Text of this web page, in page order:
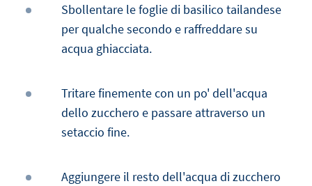
Sbollentare le foglie di basilico tailandese
per qualche secondo e raffreddare su
acqua ghiacciata.
Tritare finemente con un po' dell'acqua
dello zucchero e passare attraverso un
setaccio fine.
Aggiungere il resto dell'acqua di zucchero